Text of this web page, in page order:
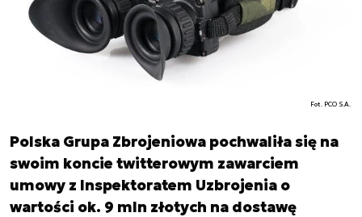
Fot. PCO S.A.
Polska Grupa Zbrojeniowa pochwaliła się na
swoim koncie twitterowym zawarciem
umowy z Inspektoratem Uzbrojenia o
wartości ok. 9 mln złotych na dostawę